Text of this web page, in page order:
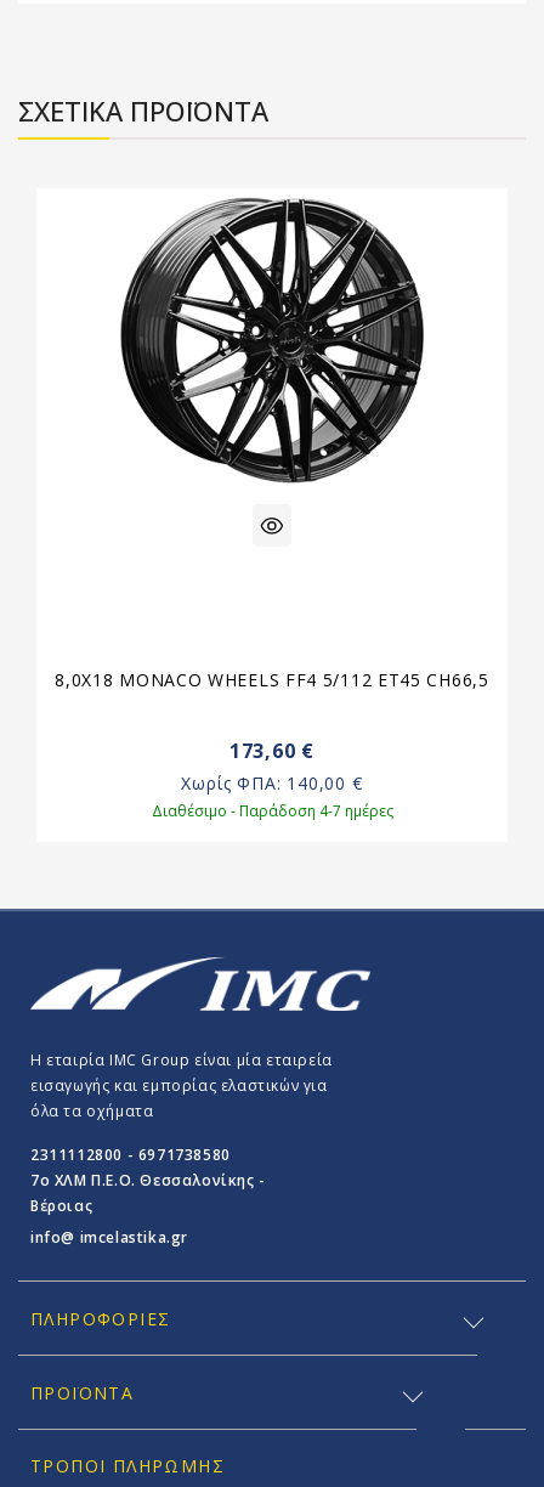
ΣΧΕΤΙΚΑ ΠΡΟΪΟΝΤΑ
8,0X18 MONACO WHEELS FF4 5/112 ET45 CH66,5
173,60 €
Χωρίς ΦΠΑ: 140,00 €
Διαθέσιμο - Παράδοση 4-7 ημέρες
Η εταιρία IMC Group είναι μία εταιρεία
εισαγωγής και εμπορίας ελαστικών για
όλα τα οχήματα
2311112800 - 6971738580
7o ΧΛΜ Π.E.O. Θεσσαλονίκης -
Βέροιας
info@ imcelastika.gr
ΠΛΗΡΟΦΟΡΊΕΣ
ΠΡΟΪΟΝΤΑ
ΤΡΌΠΟΙ ΠΛΗΡΩΜΉΣ